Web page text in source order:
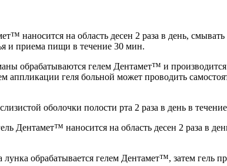
наносится на область десен 2 раза в день, смывать
и приема пищи в течение 30 мин.
обрабатываются гелем Дентамет™ и
геля больной может проводить
оболочки полости рта 2 раза в день в
Дентамет™ наносится на область десен 2 раза в
обрабатывается гелем Дентамет™, затем гель